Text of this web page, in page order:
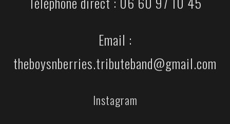
Email :
theboysnberries.tributeband@gmail.com
Instagram